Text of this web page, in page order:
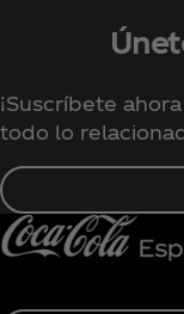
¡Suscríbete
todo lo